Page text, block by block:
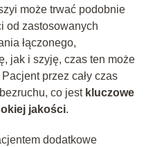
może trwać podobnie
od zastosowanych
łączonego,
jak i szyję, czas ten może
przez cały czas
co jest kluczowe
jakości.
dodatkowe